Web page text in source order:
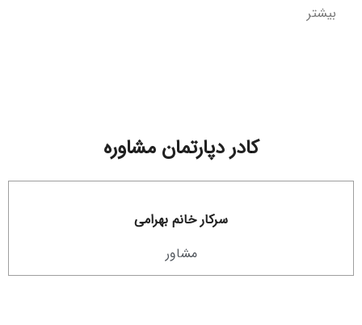
بیشتر
کادر دپارتمان مشاوره
سرکار خانم بهرامی
مشاور